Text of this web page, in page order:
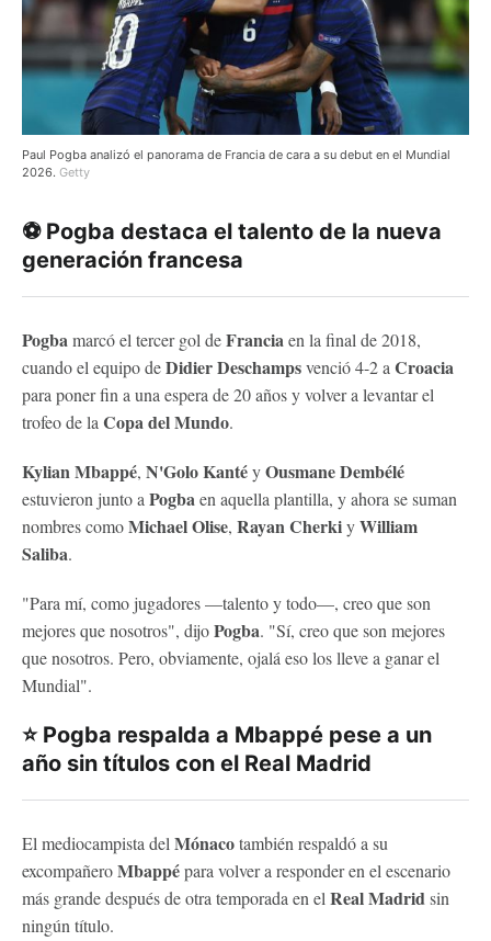
Paul Pogba analizó el panorama de Francia de cara a su debut en el Mundial
2026. Getty
⚽ Pogba destaca el talento de la nueva
generación francesa
Pogbamarcó el tercer gol deFranciaen la final de 2018,
cuando el equipo deDidier Deschampsvenció 4-2 a Croacia
para poner fin a una espera de 20 años y volver a levantar el
trofeo de la Copa del Mundo.
Kylian Mbappé, N'Golo KantéyOusmane Dembélé
estuvieron junto a Pogbaen aquella plantilla, y ahora se suman
nombres comoMichael Olise, Rayan CherkiyWilliam
Saliba.
"Para mí, como jugadores —talento y todo—, creo que son
mejores que nosotros", dijoPogba. "Sí, creo que son mejores
que nosotros. Pero, obviamente, ojalá eso los lleve a ganar el
Mundial".
⭐ Pogba respalda a Mbappé pese a un
año sin títulos con el Real Madrid
El mediocampista del Mónacotambién respaldó a su
excompañeroMbappépara volver a responder en el escenario
más grande después de otra temporada en el Real Madridsin
ningún título.